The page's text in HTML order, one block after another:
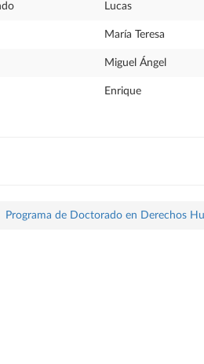
Lucas
María Teresa
Miguel Ángel
Enrique
Programa de Doctorado en Derechos